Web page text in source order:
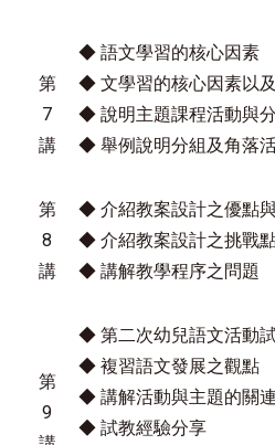
第
7
講
◆ 語文學習的核心因素
◆ 文學習的核心因素以
◆ 說明主題課程活動與
◆ 舉例說明分組及角落
第
8
講
◆ 介紹教案設計之優點
◆ 介紹教案設計之挑戰
◆ 講解教學程序之問題
第
9
◆ 第二次幼兒語文活動
◆ 複習語文發展之觀點
◆ 講解活動與主題的關連
◆ 試教經驗分享